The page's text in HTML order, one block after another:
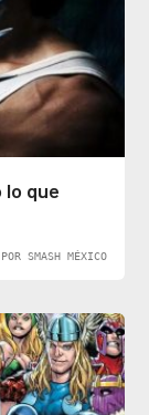
lo que
POR SMASH MÉXICO